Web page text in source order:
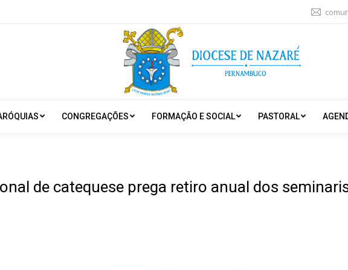
CONGREGAÇÕES FORMAÇÃO E SOCIAL PASTORAL
de catequese prega retiro anual dos